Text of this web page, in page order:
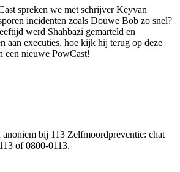
spreken we met schrijver Keyvan
incidenten zoals Douwe Bob zo snel?
werd Shahbazi gemarteld en
aan executies, hoe kijk hij terug op deze
een nieuwe PowCast!
anoniem bij 113 Zelfmoordpreventie: chat
of 0800-0113.